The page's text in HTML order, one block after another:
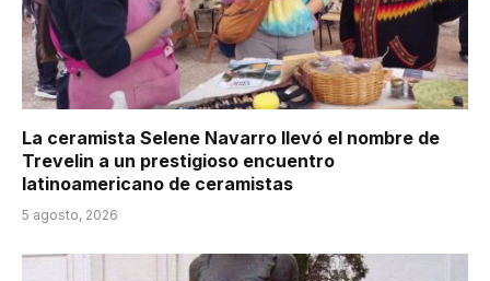
La ceramista Selene Navarro llevó el nombre de
Trevelin a un prestigioso encuentro
latinoamericano de ceramistas
5 agosto, 2026